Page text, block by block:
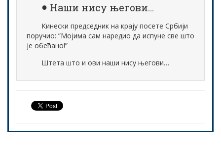
Наши нису његови…
Кинески председник на крају посете Србији
поручио: ”Мојима сам наредио да испуне све што
је обећано!”
Штета што и ови наши нису његови…